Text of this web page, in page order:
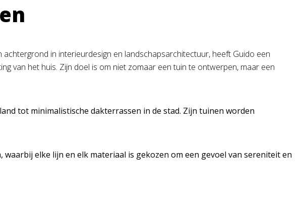
in interieurdesign en landschapsarchitectuur, heeft Guido een
van het huis. Zijn doel is om niet zomaar een tuin te ontwerpen, maar een
tot minimalistische dakterrassen in de stad. Zijn tuinen worden
elke lijn en elk materiaal is gekozen om een gevoel van sereniteit en